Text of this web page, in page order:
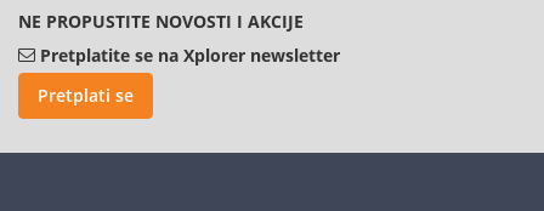
NE PROPUSTITE NOVOSTI I AKCIJE
Pretplatite se na Xplorer newsletter
Pretplati se